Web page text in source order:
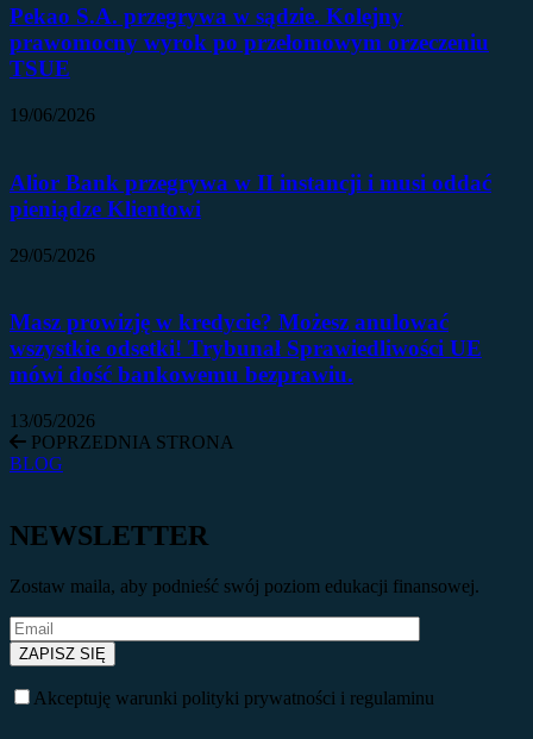
Pekao S.A. przegrywa w sądzie. Kolejny
prawomocny wyrok po przełomowym orzeczeniu
TSUE
19/06/2026
Alior Bank przegrywa w II instancji i musi oddać
pieniądze Klientowi
29/05/2026
Masz prowizję w kredycie? Możesz anulować
wszystkie odsetki! Trybunał Sprawiedliwości UE
mówi dość bankowemu bezprawiu.
13/05/2026
POPRZEDNIA STRONA
BLOG
NEWSLETTER
Zostaw maila, aby podnieść swój poziom edukacji finansowej.
Akceptuję warunki polityki prywatności i regulaminu